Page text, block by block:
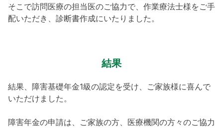
そこで訪問医療の担当医のご協力で、作業療法士様をご手
配いただき、診断書作成にいたりました。
結果
結果、障害基礎年金1級の認定を受け、ご家族様に喜んで
いただけました。
障害年金の申請は、ご家族の方、医療機関の方々のご協力